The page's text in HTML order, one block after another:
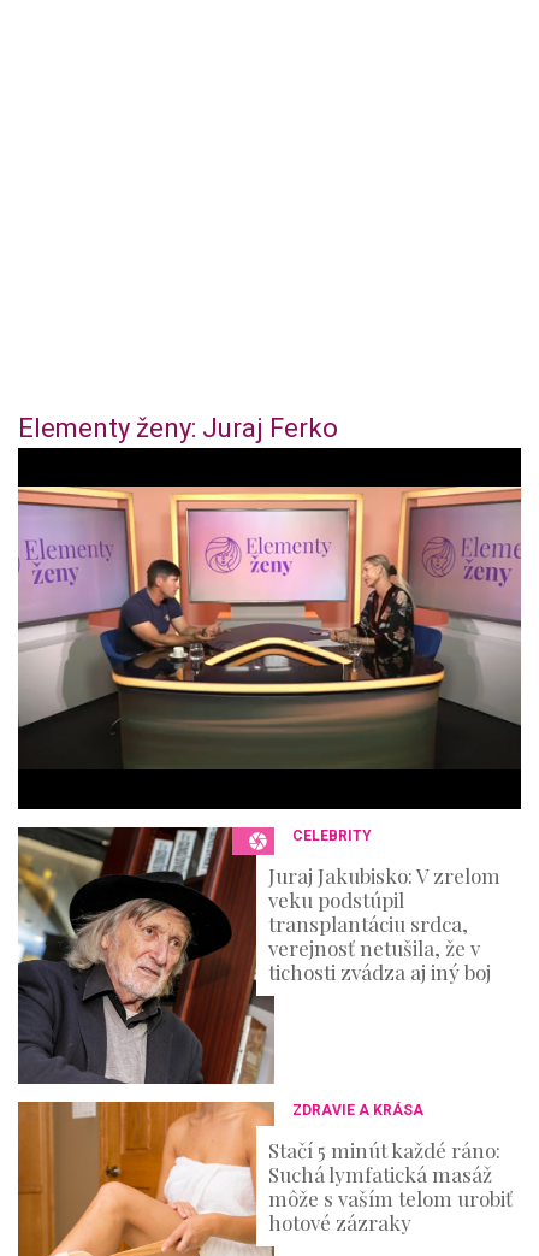
Elementy ženy: Juraj Ferko
f
m
i
t
e
6
d
s
CELEBRITY
Juraj Jakubisko: V zrelom
veku podstúpil
transplantáciu srdca,
verejnosť netušila, že v
tichosti zvádza aj iný boj
ZDRAVIE A KRÁSA
Stačí 5 minút každé ráno:
Suchá lymfatická masáž
môže s vaším telom urobiť
hotové zázraky